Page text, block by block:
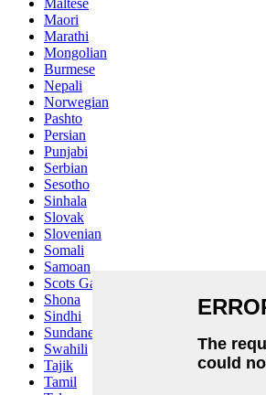
Maori
Marathi
Mongolian
Burmese
Nepali
Norwegian
Pashto
Persian
Punjabi
Serbian
Sesotho
Sinhala
Slovak
Slovenian
Somali
Samoan
Scots Gaelic
Shona
Sindhi
Sundanese
Swahili
Tajik
Tamil